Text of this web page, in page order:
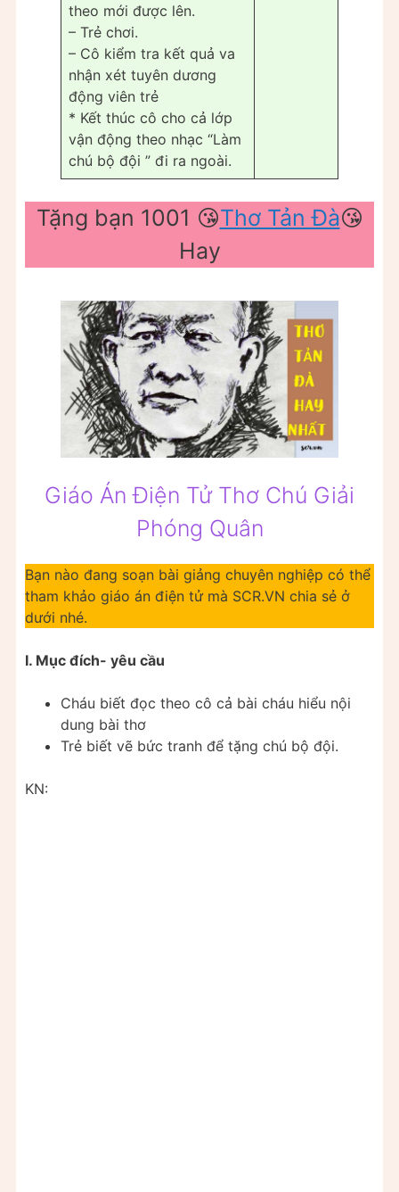
theo mới được lên.
– Trẻ chơi.
– Cô kiểm tra kết quả va
nhận xét tuyên dương
động viên trẻ
* Kết thúc cô cho cả lớp
vận động theo nhạc “Làm
chú bộ đội ” đi ra ngoài.
Tặng bạn 1001 😘Thơ Tản Đà😘
Hay
Giáo Án Điện Tử Thơ Chú Giải
Phóng Quân
Bạn nào đang soạn bài giảng chuyên nghiệp có thể
tham khảo giáo án điện tử mà SCR.VN chia sẻ ở
dưới nhé.
I. Mục đích- yêu cầu
Cháu biết đọc theo cô cả bài cháu hiểu nội
dung bài thơ
Trẻ biết vẽ bức tranh để tặng chú bộ đội.
KN: